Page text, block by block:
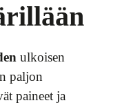
ulkoisen
paljon
paineet ja